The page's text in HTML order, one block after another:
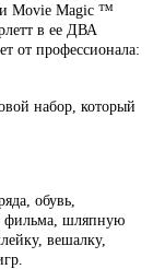
Movie Magic ™
в ее ДВА
от профессионала:
набор, который
обувь,
фильма, шляпную
вешалку,